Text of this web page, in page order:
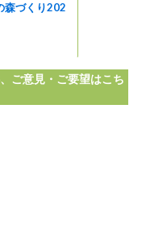
づくり202
ご意見・ご要望はこち